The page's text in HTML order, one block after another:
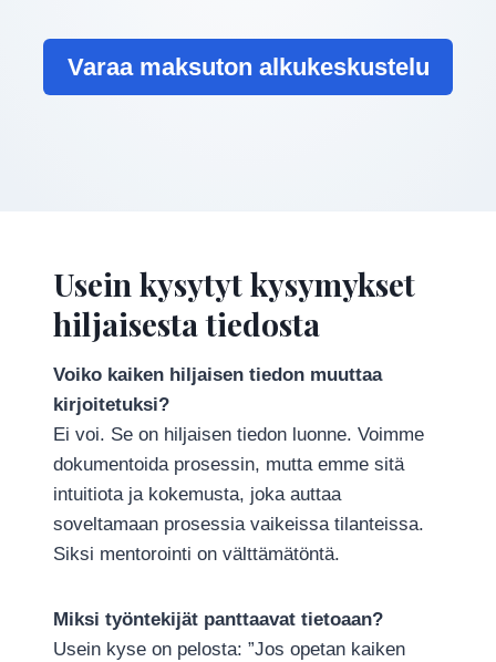
Varaa maksuton alkukeskustelu
Usein kysytyt kysymykset
hiljaisesta tiedosta
Voiko kaiken hiljaisen tiedon muuttaa
kirjoitetuksi?
Ei voi. Se on hiljaisen tiedon luonne. Voimme
dokumentoida prosessin, mutta emme sitä
intuitiota ja kokemusta, joka auttaa
soveltamaan prosessia vaikeissa tilanteissa.
Siksi mentorointi on välttämätöntä.
Miksi työntekijät panttaavat tietoaan?
Usein kyse on pelosta: ”Jos opetan kaiken